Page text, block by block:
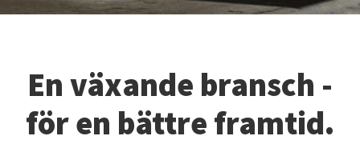
En växande bransch -
för en bättre framtid.